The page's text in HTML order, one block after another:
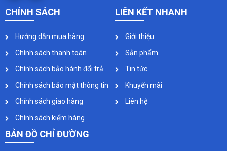
CHÍNH SÁCH
Hướng dẫn mua hàng
Chính sách thanh toán
Chính sách bảo hành đổi trả
Chính sách bảo mật thông tin
Chính sách giao hàng
Chính sách kiểm hàng
LIÊN KẾT NHANH
Giới thiệu
Sản phẩm
Tin tức
Khuyến mãi
Liên hệ
BẢN ĐỒ CHỈ ĐƯỜNG